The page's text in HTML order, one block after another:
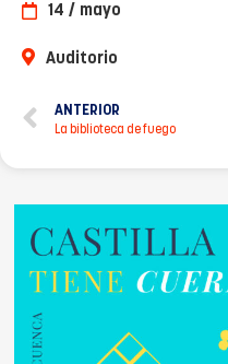
14 / mayo
Auditorio
ANTERIOR
La biblioteca de fuego